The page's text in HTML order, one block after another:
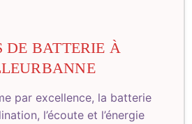
DE BATTERIE À
par excellence, la batterie
l’écoute et l’énergie